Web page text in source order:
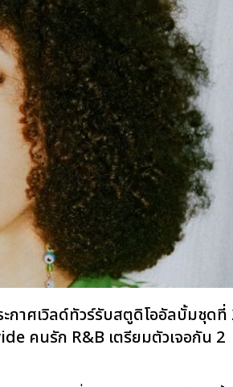
กาศเวิลด์ทัวร์รับสตูดิโออัลบั้มชุดที่
คนรัก R&B เตรียมตัวเจอกัน 2